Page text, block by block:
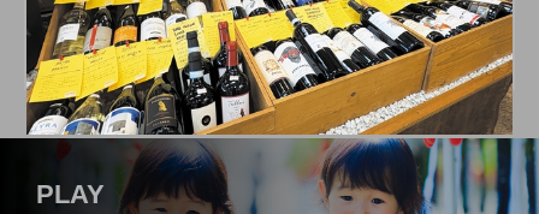
長「えんちゃん」です！地域の魅力と情報をお届けし
ていきます。
無いラーメン】
【はづき】
2026.06.21 歳を重ねるごとに、さらに美しく！シミ
専門サロン【PRINCESS HEART】
2026.06.11 スイーツやパンで日常に小さな幸せを届
けてくれる、浜松市の【A.C.L ～アルク
2026.05.21 静岡県立森林公園「森の家」にある人気
PLAY